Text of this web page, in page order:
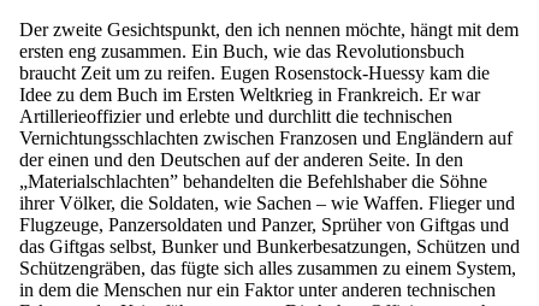
Der zweite Gesichtspunkt, den ich nennen möchte, hängt mit dem
ersten eng zusammen. Ein Buch, wie das Revolutionsbuch
braucht Zeit um zu reifen. Eugen Rosenstock-Huessy kam die
Idee zu dem Buch im Ersten Weltkrieg in Frankreich. Er war
Artillerieoffizier und erlebte und durchlitt die technischen
Vernichtungsschlachten zwischen Franzosen und Engländern auf
der einen und den Deutschen auf der anderen Seite. In den
„Materialschlachten” behandelten die Befehlshaber die Söhne
ihrer Völker, die Soldaten, wie Sachen – wie Waffen. Flieger und
Flugzeuge, Panzersoldaten und Panzer, Sprüher von Giftgas und
das Giftgas selbst, Bunker und Bunkerbesatzungen, Schützen und
Schützengräben, das fügte sich alles zusammen zu einem System,
in dem die Menschen nur ein Faktor unter anderen technischen